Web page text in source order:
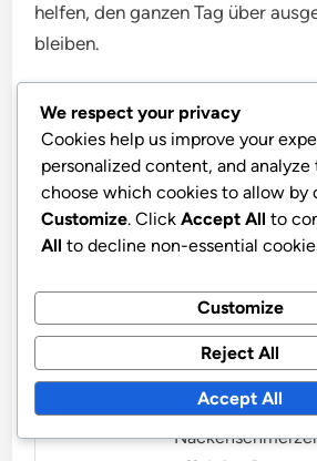
helfen, den ganzen Tag über
bleiben.
Mia Thompson
Mia Thompson
Wellness-
Ergonomie-
sich dafür
Büroangestellten
We respect your privacy
Cookies help us improve your
personalized content, and analyze
choose which cookies to allow by
Customize. Click Accept All to
All to decline non-essential
Customize
Reject All
Accept All